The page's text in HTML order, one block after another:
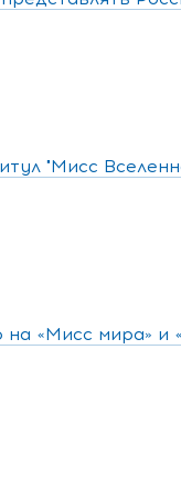
"Мисс
«Мисс мира» и